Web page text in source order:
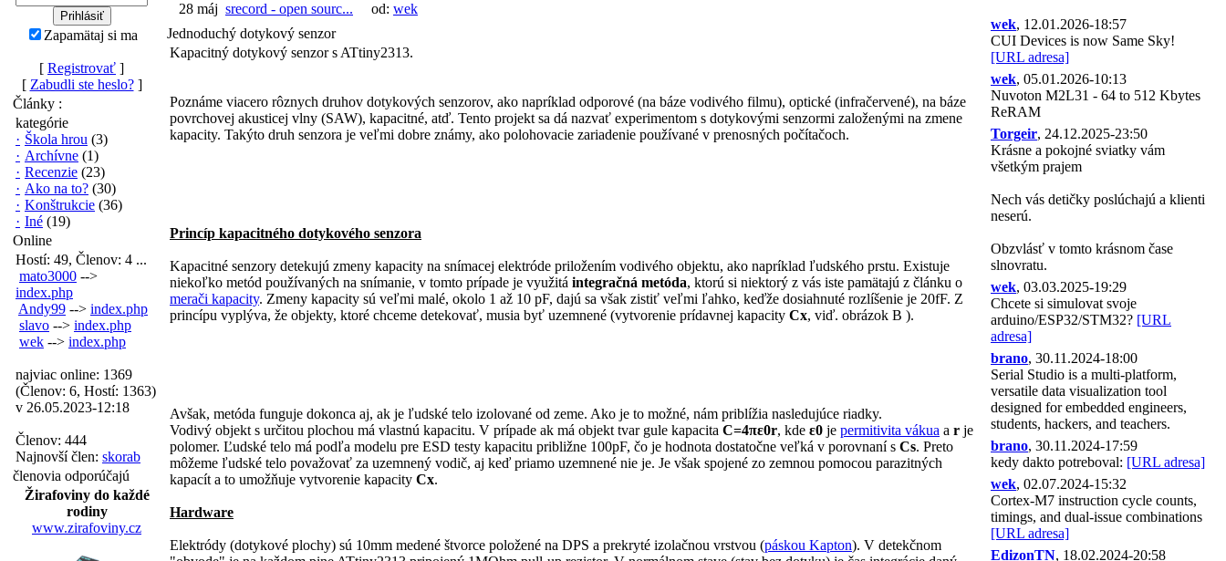
Zapamätaj si ma
[ Registrovať ]
[ Zabudli ste heslo?]
Články :
kategórie
· Škola hrou (3)
· Archívne (1)
· Recenzie (23)
· Ako na to? (30)
· Konštrukcie (36)
· Iné (19)
Online
Hostí: 49, Členov: 4 ...
mato3000 -->
index.php
Andy99 --> index.php
slavo --> index.php
wek --> index.php
najviac online: 1369
(Členov: 6, Hostí: 1363)
v 26.05.2023-12:18
Členov: 444
Najnovší člen: skorab
členovia odporúčajú
Žirafoviny do každé
rodiny
www.zirafoviny.cz
28 máj srecord - open sourc... od: wek
Jednoduchý dotykový senzor
Kapacitný dotykový senzor s ATtiny2313.
Poznáme viacero rôznych druhov dotykových senzorov, ako napríklad odporové (na báze vodivého filmu), optické (infračervené), na báze
povrchovej akusticej vlny (SAW), kapacitné, atď. Tento projekt sa dá nazvať experimentom s dotykovými senzormi založenými na zmene
kapacity. Takýto druh senzora je veľmi dobre známy, ako polohovacie zariadenie používané v prenosných počítačoch.
Princíp kapacitného dotykového senzora
Kapacitné senzory detekujú zmeny kapacity na snímacej elektróde priložením vodivého objektu, ako napríklad ľudského prstu. Existuje
niekoľko metód používaných na snímanie, v tomto prípade je využitá integračná metóda, ktorú si niektorý z vás iste pamätajú z článku o
merači kapacity. Zmeny kapacity sú veľmi malé, okolo 1 až 10 pF, dajú sa však zistiť veľmi ľahko, keďže dosiahnuté rozlíšenie je 20fF. Z
princípu vyplýva, že objekty, ktoré chceme detekovať, musia byť uzemnené (vytvorenie prídavnej kapacity Cx, viď. obrázok B ).
Avšak, metóda funguje dokonca aj, ak je ľudské telo izolované od zeme. Ako je to možné, nám priblížia nasledujúce riadky.
Vodivý objekt s určitou plochou má vlastnú kapacitu. V prípade ak má objekt tvar gule kapacita C=4πε0r, kde ε0 je permitivita vákua a r je
polomer. Ľudské telo má podľa modelu pre ESD testy kapacitu približne 100pF, čo je hodnota dostatočne veľká v porovnaní s Cs. Preto
môžeme ľudské telo považovať za uzemnený vodič, aj keď priamo uzemnené nie je. Je však spojené zo zemnou pomocou parazitných
kapacít a to umožňuje vytvorenie kapacity Cx.
Hardware
Elektródy (dotykové plochy) sú 10mm medené štvorce položené na DPS a prekryté izolačnou vrstvou (páskou Kapton). V detekčnom
wek, 12.01.2026-18:57
CUI Devices is now Same Sky!
[URL adresa]
wek, 05.01.2026-10:13
Nuvoton M2L31 - 64 to 512 Kbytes
ReRAM
Torgeir, 24.12.2025-23:50
Krásne a pokojné sviatky vám
všetkým prajem
Nech vás detičky poslúchajú a klienti
neserú.
Obzvlásť v tomto krásnom čase
slnovratu.
wek, 03.03.2025-19:29
Chcete si simulovat svoje
arduino/ESP32/STM32? [URL
adresa]
brano, 30.11.2024-18:00
Serial Studio is a multi-platform,
versatile data visualization tool
designed for embedded engineers,
students, hackers, and teachers.
brano, 30.11.2024-17:59
kedy dakto potreboval: [URL adresa]
wek, 02.07.2024-15:32
Cortex-M7 instruction cycle counts,
timings, and dual-issue combinations
[URL adresa]
EdizonTN, 18.02.2024-20:58